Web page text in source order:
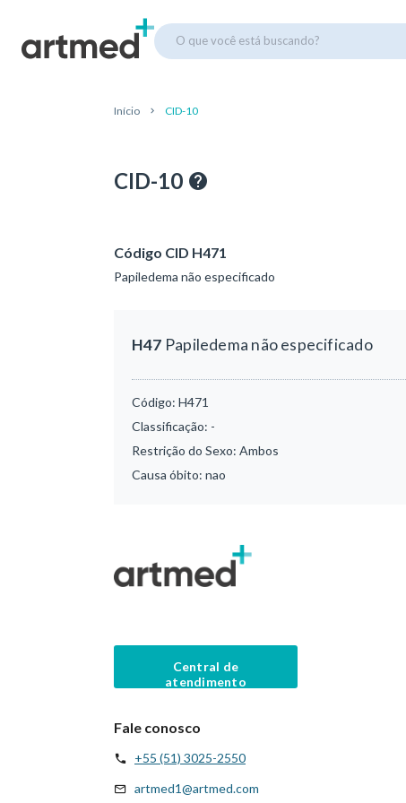
O que você está buscando?
Início CID-10
CID-10
Código CID H471
Papiledema não especificado
H47 Papiledema não especificado
Código: H471
Classificação: -
Restrição do Sexo: Ambos
Causa óbito: nao
Central de
atendimento
Fale conosco
+55 (51) 3025-2550
artmed1@artmed.com